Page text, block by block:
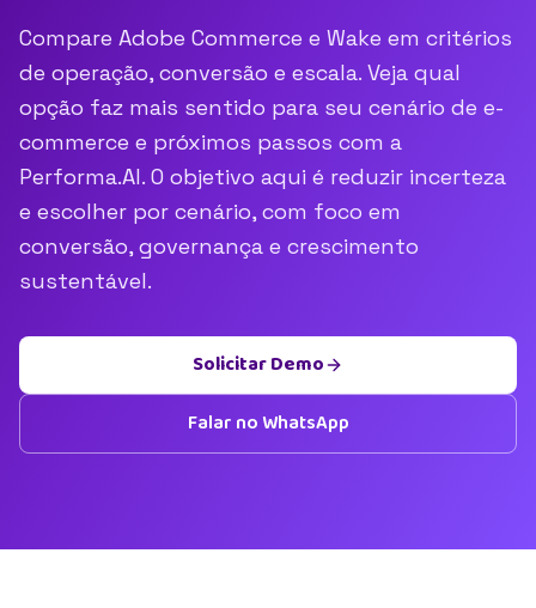
Compare Adobe Commerce e Wake em critérios
de operação, conversão e escala. Veja qual
opção faz mais sentido para seu cenário de e-
commerce e próximos passos com a
Performa.AI. O objetivo aqui é reduzir incerteza
e escolher por cenário, com foco em
conversão, governança e crescimento
sustentável.
Solicitar Demo
Falar no WhatsApp